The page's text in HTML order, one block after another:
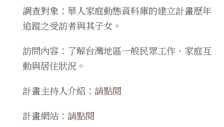
調查對象：華人家庭動態資料庫的建立計畫歷年
追蹤之受訪者與其子女。
訪問內容：了解台灣地區一般民眾工作、家庭互
動與居住狀況。
計畫主持人介紹： 請點閱
計畫網站： 請點閱